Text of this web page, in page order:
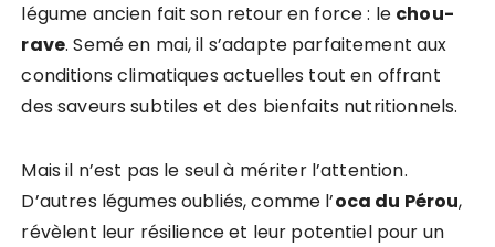
légume ancien fait son retour en force : le chou-
rave. Semé en mai, il s’adapte parfaitement aux
conditions climatiques actuelles tout en offrant
des saveurs subtiles et des bienfaits nutritionnels.
Mais il n’est pas le seul à mériter l’attention.
D’autres légumes oubliés, comme l’oca du Pérou,
révèlent leur résilience et leur potentiel pour un